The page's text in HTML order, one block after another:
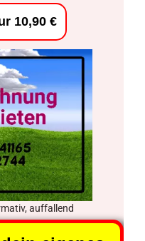
10,90 €
auffallend